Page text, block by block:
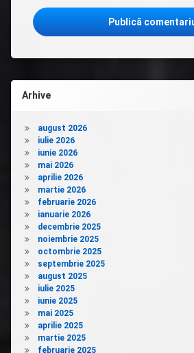
Arhive
august 2026
iulie 2026
iunie 2026
mai 2026
aprilie 2026
martie 2026
februarie 2026
ianuarie 2026
decembrie 2025
noiembrie 2025
octombrie 2025
septembrie 2025
august 2025
iulie 2025
iunie 2025
mai 2025
aprilie 2025
martie 2025
februarie 2025